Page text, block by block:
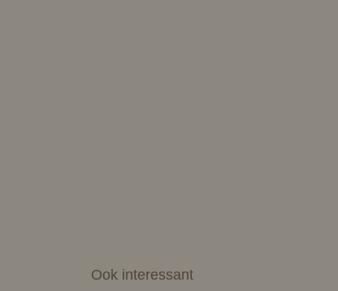
Ook interessant